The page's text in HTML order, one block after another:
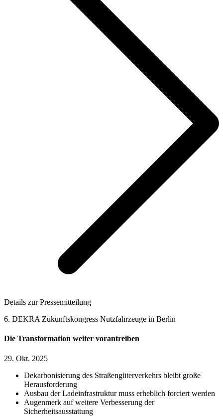
Details zur Pressemitteilung
6. DEKRA Zukunftskongress Nutzfahrzeuge in Berlin
Die Transformation weiter vorantreiben
29. Okt. 2025
Dekarbonisierung des Straßengüterverkehrs bleibt große
Herausforderung
Ausbau der Ladeinfrastruktur muss erheblich forciert werden
Augenmerk auf weitere Verbesserung der
Sicherheitsausstattung